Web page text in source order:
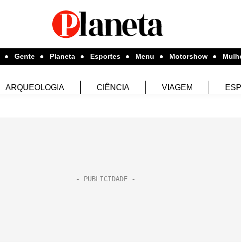
Gente Planeta Esportes Menu Motorshow
ARQUEOLOGIA CIÊNCIA VIAGEM